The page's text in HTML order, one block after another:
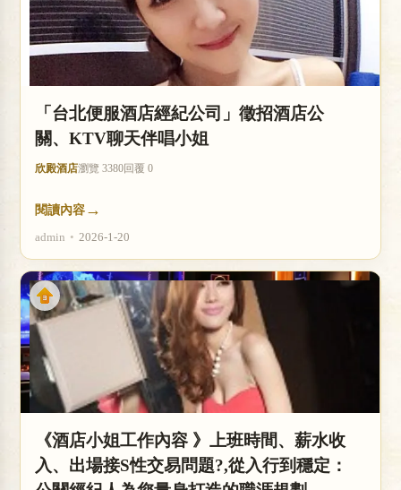
「台北便服酒店經紀公司」徵招酒店公
關、KTV聊天伴唱小姐
欣殿酒店瀏覽 3380回覆 0
閱讀內容 →
admin • 2026-1-20
《酒店小姐工作內容 》上班時間、薪水收
入、出場接S性交易問題?,從入行到穩定：